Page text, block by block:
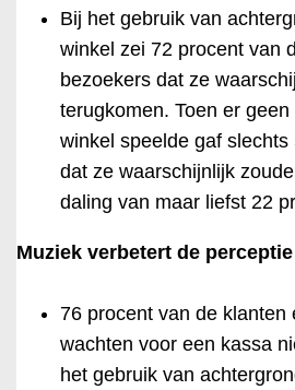
Bij het gebruik van
winkel zei 72 procent van
bezoekers dat ze
terugkomen. Toen er
winkel speelde gaf slechts
dat ze waarschijnlijk
daling van maar liefst 22
Muziek verbetert de
76 procent van de klanten
wachten voor een kassa
het gebruik van